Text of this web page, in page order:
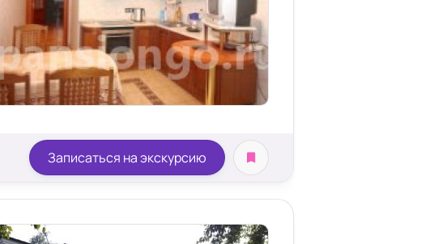
Записаться на экскурсию